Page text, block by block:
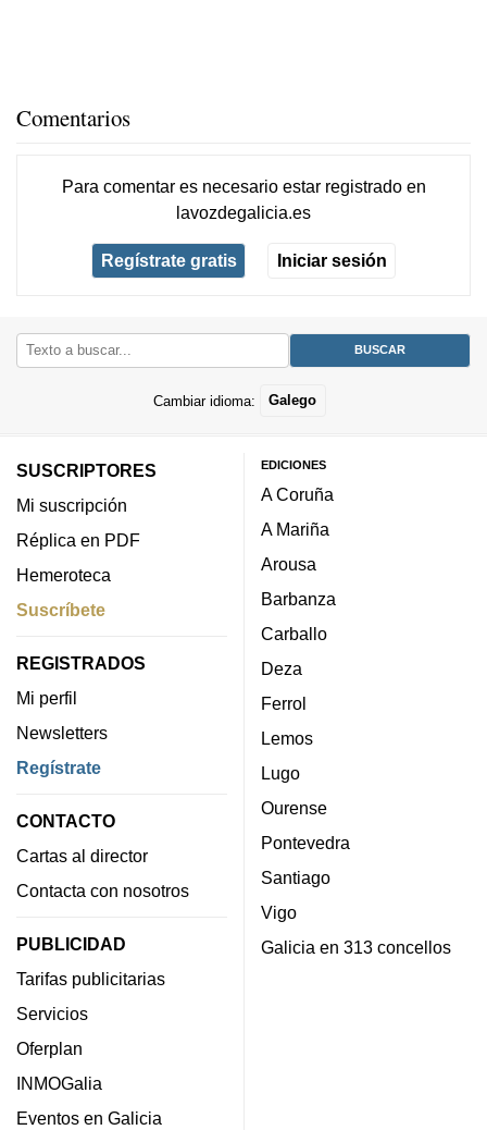
Comentarios
Para comentar es necesario estar registradoen
lavozdegalicia.es
Regístrate gratis Iniciar sesión
Cambiar idioma: Galego
SUSCRIPTORES
Mi suscripción
Réplica en PDF
Hemeroteca
Suscríbete
REGISTRADOS
Mi perfil
Newsletters
Regístrate
CONTACTO
Cartas al director
Contacta con nosotros
PUBLICIDAD
Tarifas publicitarias
Servicios
Oferplan
INMOGalia
Eventos en Galicia
EDICIONES
A Coruña
A Mariña
Arousa
Barbanza
Carballo
Deza
Ferrol
Lemos
Lugo
Ourense
Pontevedra
Santiago
Vigo
Galicia en 313 concellos